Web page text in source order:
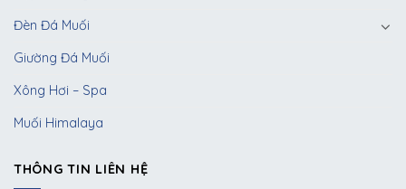
Đèn Đá Muối
Giường Đá Muối
Xông Hơi – Spa
Muối Himalaya
THÔNG TIN LIÊN HỆ